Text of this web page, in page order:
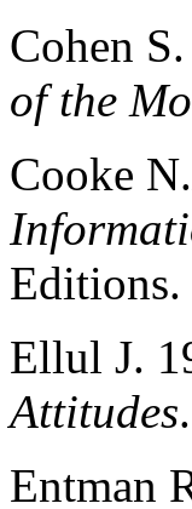
Cohen
of the
Cooke
Editions.
Ellul J.
Attitudes
Entman